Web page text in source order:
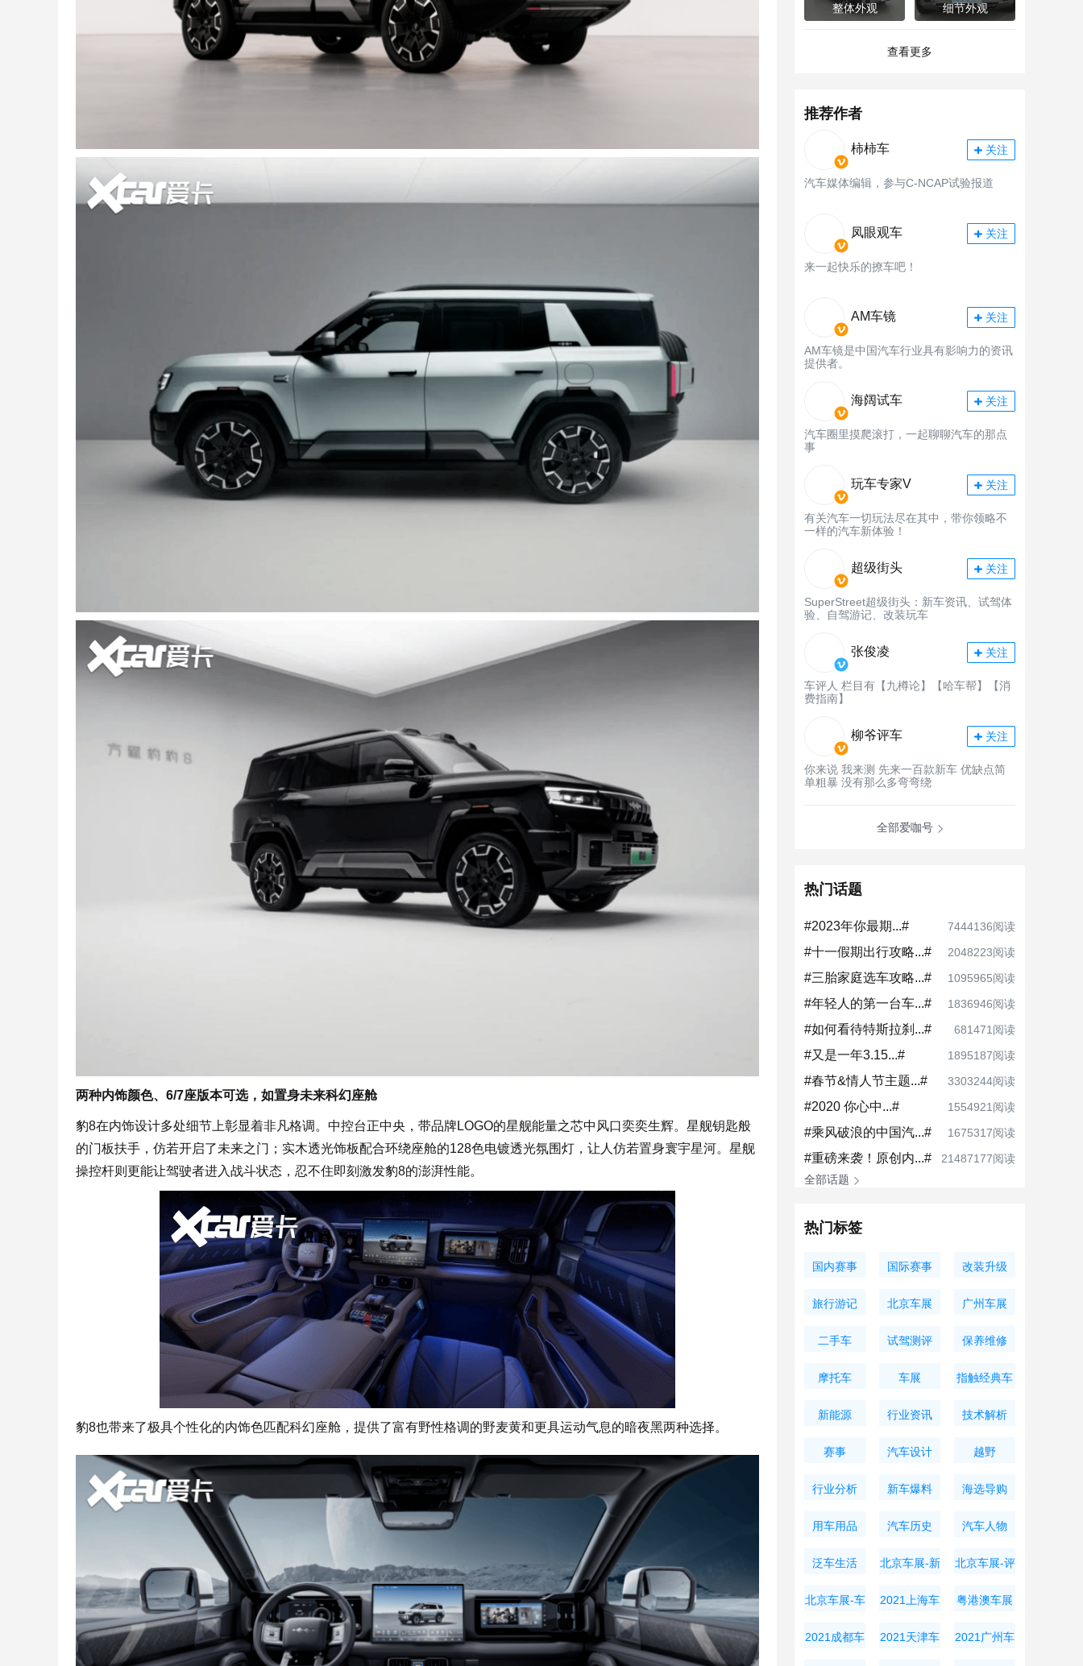
两种内饰颜色、6/7座版本可选，如置身未来科幻座舱
豹8在内饰设计多处细节上彰显着非凡格调。中控台正中央，带品牌LOGO的星舰能量之芯中风口奕奕生辉。星舰钥匙般
的门板扶手，仿若开启了未来之门；实木透光饰板配合环绕座舱的128色电镀透光氛围灯，让人仿若置身寰宇星河。星舰
操控杆则更能让驾驶者进入战斗状态，忍不住即刻激发豹8的澎湃性能。
豹8也带来了极具个性化的内饰色匹配科幻座舱，提供了富有野性格调的野麦黄和更具运动气息的暗夜黑两种选择。
整体外观 细节外观
查看更多
推荐作者
柿柿车 关注
汽车媒体编辑，参与C-NCAP试验报道
凤眼观车 关注
来一起快乐的撩车吧！
AM车镜 关注
AM车镜是中国汽车行业具有影响力的资讯
提供者。
海阔试车 关注
汽车圈里摸爬滚打，一起聊聊汽车的那点
事
玩车专家V 关注
有关汽车一切玩法尽在其中，带你领略不
一样的汽车新体验！
超级街头 关注
SuperStreet超级街头：新车资讯、试驾体
验、自驾游记、改装玩车
张俊凌 关注
车评人 栏目有【九樽论】【哈车帮】【消
费指南】
柳爷评车 关注
你来说 我来测 先来一百款新车 优缺点简
单粗暴 没有那么多弯弯绕
全部爱咖号
热门话题
#2023年你最期...# 7444136阅读
#十一假期出行攻略...# 2048223阅读
#三胎家庭选车攻略...# 1095965阅读
#年轻人的第一台车...# 1836946阅读
#如何看待特斯拉刹...# 681471阅读
#又是一年3.15...# 1895187阅读
#春节&情人节主题...# 3303244阅读
#2020 你心中...# 1554921阅读
#乘风破浪的中国汽...# 1675317阅读
#重磅来袭！原创内...#
21487177阅读
全部话题
热门标签
国内赛事 国际赛事 改装升级
旅行游记 北京车展 广州车展
二手车 试驾测评 保养维修
摩托车 车展 指触经典车
新能源 行业资讯 技术解析
赛事 汽车设计 越野
行业分析 新车爆料 海选导购
用车用品 汽车历史 汽车人物
泛车生活 北京车展-新
车资讯
北京车展-评
测导购
北京车展-车
展周边
2021上海车 粤港澳车展
2021成都车 2021天津车 2021广州车